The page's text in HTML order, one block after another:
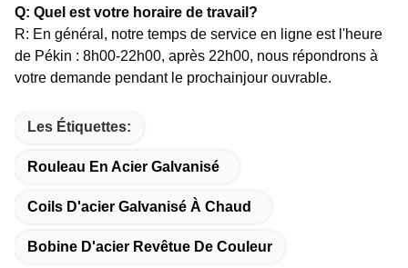
Q: Quel est votre horaire de travail?
R: En général, notre temps de service en ligne est l'heure
de Pékin : 8h00-22h00, après 22h00, nous répondrons à
votre demande pendant le prochainjour ouvrable.
Les Étiquettes:
Rouleau En Acier Galvanisé
Coils D'acier Galvanisé À Chaud
Bobine D'acier Revêtue De Couleur